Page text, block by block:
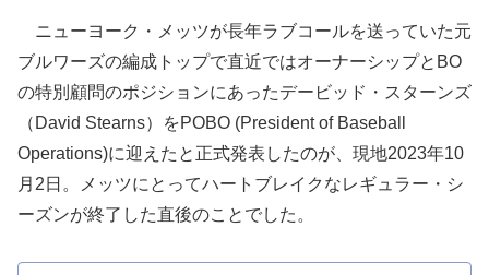
ニューヨーク・メッツが長年ラブコールを送っていた元
ブルワーズの編成トップで直近ではオーナーシップとBO
の特別顧問のポジションにあったデービッド・スターンズ
（David Stearns）をPOBO (President of Baseball
Operations)に迎えたと正式発表したのが、現地2023年10
月2日。メッツにとってハートブレイクなレギュラー・シ
ーズンが終了した直後のことでした。